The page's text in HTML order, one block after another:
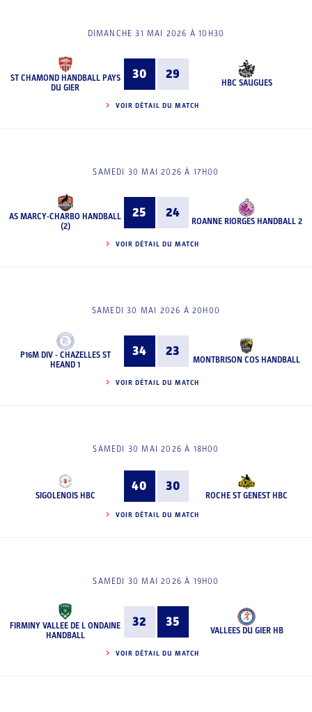
DIMANCHE 31 MAI 2026 À 10H30
ST CHAMOND HANDBALL PAYS
DU GIER
30 29
HBC SAUGUES
VOIR DÉTAIL DU MATCH
SAMEDI 30 MAI 2026 À 17H00
AS MARCY-CHARBO HANDBALL
(2)
25 24
ROANNE RIORGES HANDBALL 2
VOIR DÉTAIL DU MATCH
SAMEDI 30 MAI 2026 À 20H00
P16M DIV - CHAZELLES ST
HEAND 1
34 23
MONTBRISON COS HANDBALL
VOIR DÉTAIL DU MATCH
SAMEDI 30 MAI 2026 À 18H00
SIGOLENOIS HBC
40 30
ROCHE ST GENEST HBC
VOIR DÉTAIL DU MATCH
SAMEDI 30 MAI 2026 À 19H00
FIRMINY VALLEE DE L ONDAINE
HANDBALL
32 35
VALLEES DU GIER HB
VOIR DÉTAIL DU MATCH